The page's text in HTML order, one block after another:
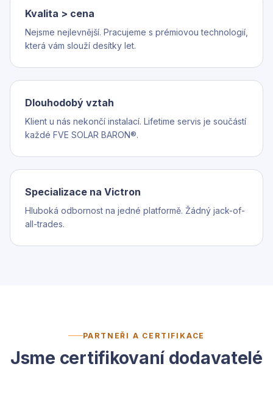
Kvalita > cena
Nejsme nejlevnější. Pracujeme s prémiovou technologií,
která vám slouží desítky let.
Dlouhodobý vztah
Klient u nás nekončí instalací. Lifetime servis je součástí
každé FVE SOLAR BARON®.
Specializace na Victron
Hluboká odbornost na jedné platformě. Žádný jack-of-
all-trades.
PARTNEŘI A CERTIFIKACE
Jsme certifikovaní dodavatelé